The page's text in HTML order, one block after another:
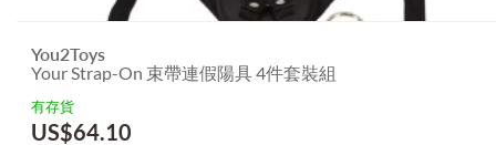
You2Toys
Your Strap-On 束帶連假陽具 4件套裝組
有存貨
US$64.10